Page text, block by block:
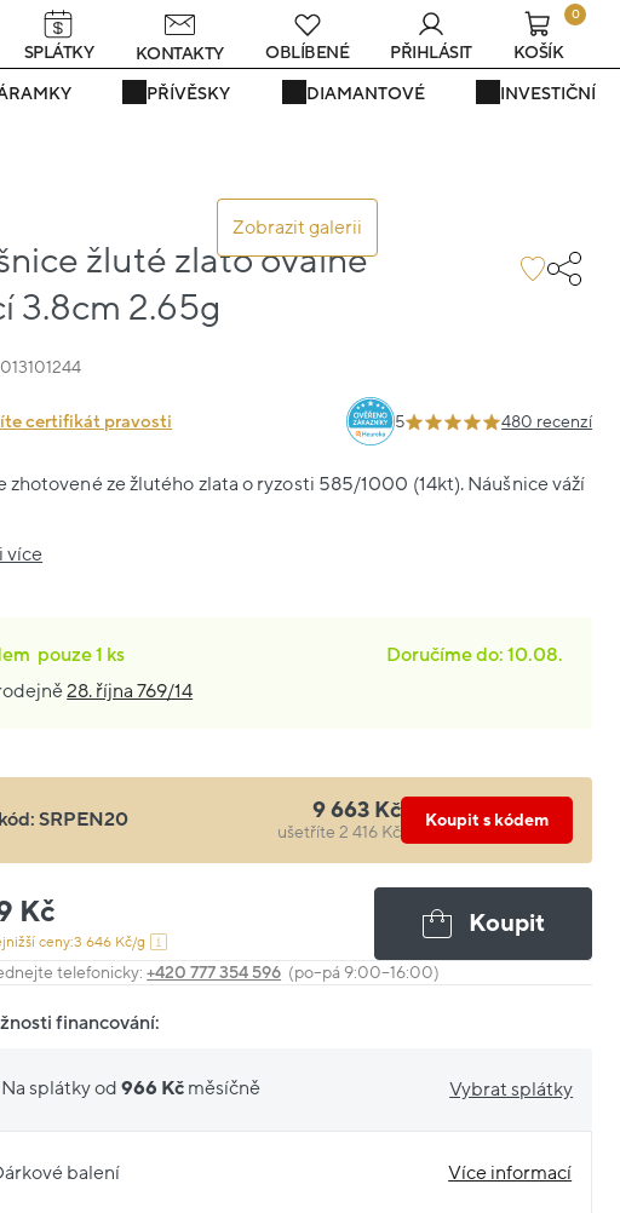
: 25s
PŘÍVĚSKY DIAMANTOVÉ INVESTIČNÍ
SPLÁTKY KONTAKTY OBLÍBENÉ PŘIHLÁSIT
0
KOŠÍK
Zobrazit galerii
žluté zlato oválné
3.8cm 2.65g
certifikát pravosti 5 480 recenzí
zhotovené ze žlutého zlata o ryzosti 585/1000 (14kt). Náušnice váží
více
pouze1 ks
Doručíme do: 10.08.
28. října 769/14
SRPEN20 9 663 Kč
ušetříte 2 416 Kč
Koupit s kódem
Kč
ceny:3 646 Kč/g
Koupit
telefonicky:+420 777 354 596 (po–pá 9:00–16:00)
financování:
Na splátky od966 Kč měsíčně Vybrat splátky
balení Více informací